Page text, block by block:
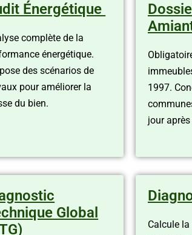
Énergétique
complète de la
énergétique.
des scénarios de
pour améliorer la
du bien.
1997.
jour
Global
Calcule